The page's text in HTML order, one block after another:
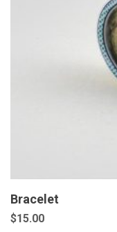
Bracelet
$15.00